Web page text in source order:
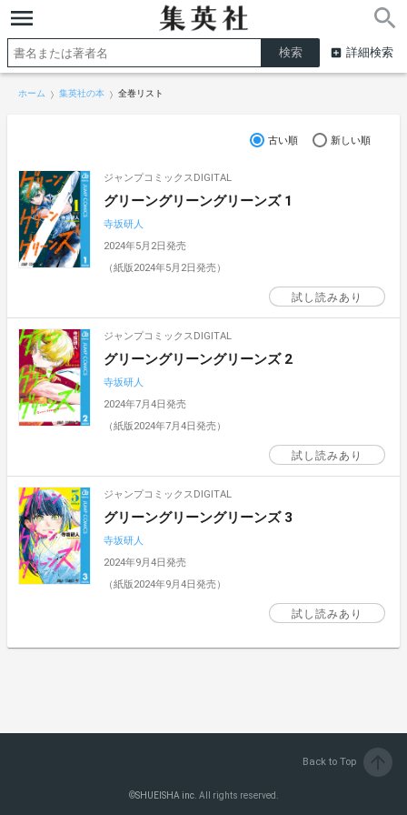
詳細検索
ホーム 集英社の本 全巻リスト
古い順 新しい順
ジャンプコミックスDIGITAL
グリーングリーングリーンズ 1
寺坂研人
2024年5月2日発売
（紙版2024年5月2日発売）
試し読みあり
ジャンプコミックスDIGITAL
グリーングリーングリーンズ 2
寺坂研人
2024年7月4日発売
（紙版2024年7月4日発売）
試し読みあり
ジャンプコミックスDIGITAL
グリーングリーングリーンズ 3
寺坂研人
2024年9月4日発売
（紙版2024年9月4日発売）
試し読みあり
Back to Top
©SHUEISHA inc. All rights reserved.